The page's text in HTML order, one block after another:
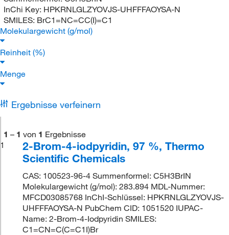
InChi Key: HPKRNLGLZYOVJS-UHFFFAOYSA-N
SMILES: BrC1=NC=CC(I)=C1
Molekulargewicht (g/mol)
Reinheit (%)
Menge
Ergebnisse verfeinern
1 – 1 von 1 Ergebnisse
1
2-Brom-4-iodpyridin, 97 %, Thermo
Scientific Chemicals
CAS: 100523-96-4 Summenformel: C5H3BrIN
Molekulargewicht (g/mol): 283.894 MDL-Nummer:
MFCD03085768 InChI-Schlüssel: HPKRNLGLZYOVJS-
UHFFFAOYSA-N PubChem CID: 1051520 IUPAC-
Name: 2-Brom-4-Iodpyridin SMILES:
C1=CN=C(C=C1I)Br